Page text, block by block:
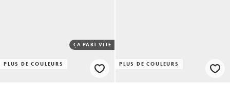
PLUS DE COULEURS
ÇA PART VITE
PLUS DE COULEURS